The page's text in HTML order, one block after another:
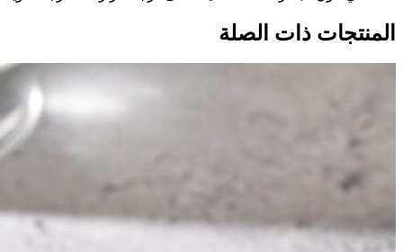
المنتجات ذات الصلة